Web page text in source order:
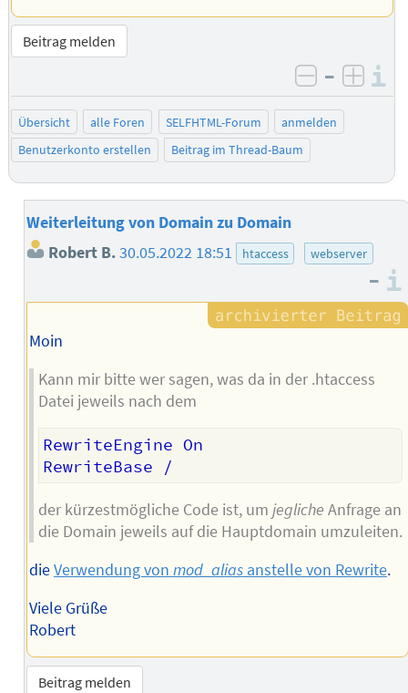
Beitrag melden
negativ
–
Übersicht alle Foren SELFHTML-Forum
anmelden
Benutzerkonto erstellen
Beitrag im Thread-Baum
Weiterleitung von Domain zu Domain
Robert B.30.05.2022 18:51 htaccess webserver
–
Moin
Kann mir bitte wer sagen, was da in der .htaccess
Datei jeweils nach dem
RewriteEngine On
der kürzestmögliche Code ist, um jegliche Anfrage an
die Domain jeweils auf die Hauptdomain umzuleiten.
dieVerwendung von mod_aliasanstelle von Rewrite.
Viele Grüße
Robert
Beitrag melden